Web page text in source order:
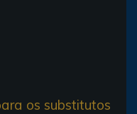
os substitutos